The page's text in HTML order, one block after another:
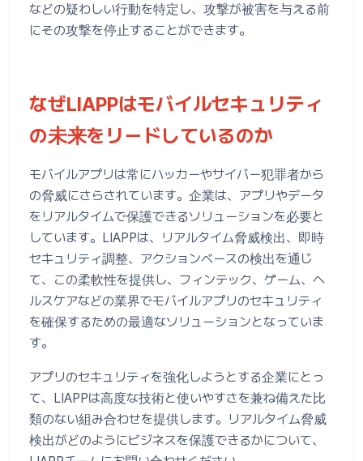
などの疑わしい行動を特定し、攻撃が被害を与える前
にその攻撃を停止することができます。
なぜLIAPPはモバイルセキュリティ
の未来をリードしているのか
モバイルアプリは常にハッカーやサイバー犯罪者から
の脅威にさらされています。企業は、アプリやデータ
をリアルタイムで保護できるソリューションを必要と
しています。LIAPPは、リアルタイム脅威検出、即時
セキュリティ調整、アクションベースの検出を通じ
て、この柔軟性を提供し、フィンテック、ゲーム、ヘ
ルスケアなどの業界でモバイルアプリのセキュリティ
を確保するための最適なソリューションとなっていま
す。
アプリのセキュリティを強化しようとする企業にとっ
て、LIAPPは高度な技術と使いやすさを兼ね備えた比
類のない組み合わせを提供します。リアルタイム脅威
検出がどのようにビジネスを保護できるかについて、